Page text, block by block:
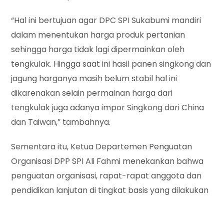
“Hal ini bertujuan agar DPC SPI Sukabumi mandiri
dalam menentukan harga produk pertanian
sehingga harga tidak lagi dipermainkan oleh
tengkulak. Hingga saat ini hasil panen singkong dan
jagung harganya masih belum stabil hal ini
dikarenakan selain permainan harga dari
tengkulak juga adanya impor Singkong dari China
dan Taiwan,” tambahnya.
Sementara itu, Ketua Departemen Penguatan
Organisasi DPP SPI Ali Fahmi menekankan bahwa
penguatan organisasi, rapat-rapat anggota dan
pendidikan lanjutan di tingkat basis yang dilakukan